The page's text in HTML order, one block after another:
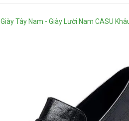
Giày Tây Nam - Giày Lười Nam CASU